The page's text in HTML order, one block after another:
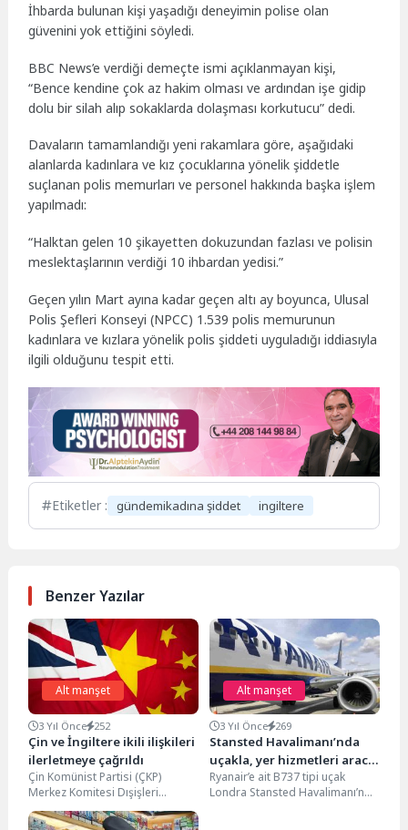
İhbarda bulunan kişi yaşadığı deneyimin polise olan
güvenini yok ettiğini söyledi.
BBC News’e verdiği demeçte ismi açıklanmayan kişi,
“Bence kendine çok az hakim olması ve ardından işe gidip
dolu bir silah alıp sokaklarda dolaşması korkutucu” dedi.
Davaların tamamlandığı yeni rakamlara göre, aşağıdaki
alanlarda kadınlara ve kız çocuklarına yönelik şiddetle
suçlanan polis memurları ve personel hakkında başka işlem
yapılmadı:
“Halktan gelen 10 şikayetten dokuzundan fazlası ve polisin
meslektaşlarının verdiği 10 ihbardan yedisi.”
Geçen yılın Mart ayına kadar geçen altı ay boyunca, Ulusal
Polis Şefleri Konseyi (NPCC) 1.539 polis memurunun
kadınlara ve kızlara yönelik polis şiddeti uyguladığı iddiasıyla
ilgili olduğunu tespit etti.
Etiketler : gündemikadına şiddet ingiltere
Benzer Yazılar
Alt manşet
3 Yıl Önce 252
Çin ve İngiltere ikili ilişkileri
ilerletmeye çağrıldı
Çin Komünist Partisi (ÇKP)
Merkez Komitesi Dışişleri
Komisyonu Ofisi Direktörü
Wang Yi, Çin ve İngiltere'yi...
Alt manşet
3 Yıl Önce 269
Stansted Havalimanı’nda
uçakla, yer hizmetleri aracı
çarpıştı
Ryanair’e ait B737 tipi uçak
Londra Stansted Havalimanı’nda